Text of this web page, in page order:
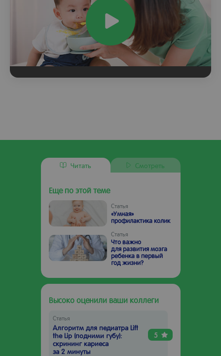
Play
Video
Читать Смотреть
Еще по этой теме
Статья
«Умная»
профилактика колик
Статья
Что важно
для развития мозга
ребенка в первый
год жизни?
Высоко оценили ваши коллеги
Статья
Алгоритм для педиатра Lift
the Lip (подними губу):
скрининг кариеса
за 2 минуты
5